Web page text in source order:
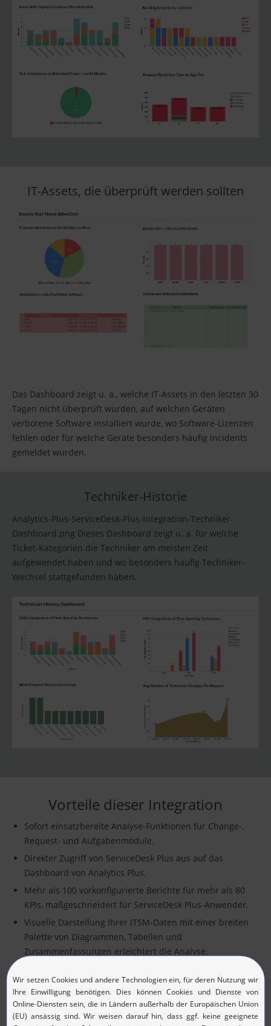
IT-Assets, die überprüft werden sollten
Das Dashboard zeigt u. a., welche IT-Assets in den letzten 30
Tagen nicht überprüft wurden, auf welchen Geräten
verbotene Software installiert wurde, wo Software-Lizenzen
fehlen oder für welche Geräte besonders häufig Incidents
gemeldet wurden.
Techniker-Historie
Analytics-Plus-ServiceDesk-Plus-Integration-Techniker-
Dashboard.png Dieses Dashboard zeigt u. a. für welche
Ticket-Kategorien die Techniker am meisten Zeit
aufgewendet haben und wo besonders häufig Techniker-
Wechsel stattgefunden haben.
Vorteile dieser Integration
Sofort einsatzbereite Analyse-Funktionen für Change-,
Request- und Aufgabenmodule.
Direkter Zugriff von ServiceDesk Plus aus auf das
Dashboard von Analytics Plus.
Mehr als 100 vorkonfigurierte Berichte für mehr als 80
KPIs, maßgeschneidert für ServiceDesk Plus-Anwender.
Visuelle Darstellung Ihrer ITSM-Daten mit einer breiten
Palette von Diagrammen, Tabellen und
Zusammenfassungen erleichtert die Analyse.
Ändern oder erstellen Sie interaktive Dashboards und
Berichte per Drag & Drop über eine flexible visuelle
Arbeitsoberfläche.